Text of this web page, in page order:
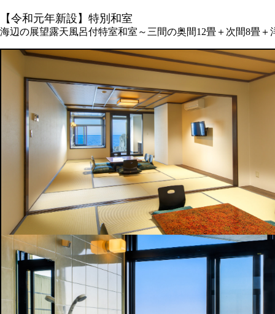
【令和元年新設】特別和室
海辺の展望露天風呂付特室和室～三間の奥間12畳＋次間8畳＋